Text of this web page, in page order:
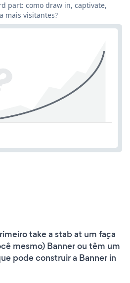
part: como draw in, captivate,
mais visitantes?
take a stab at um faça
mesmo) Banner ou têm um
pode construir a Banner in